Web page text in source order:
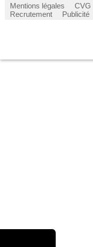
Mentions légales CVG
Recrutement
Publicité